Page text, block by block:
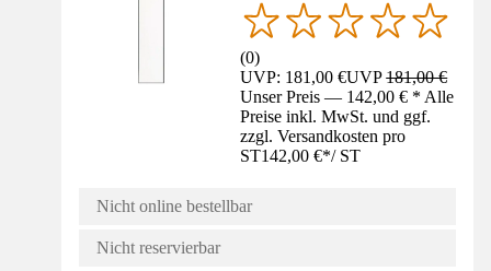
(0)
UVP: 181,00 €UVP181,00 €
Unser Preis — 142,00 € * Alle
Preise inkl. MwSt. und ggf.
zzgl. Versandkosten pro
ST142,00 €*/ ST
Nicht online bestellbar
Nicht reservierbar